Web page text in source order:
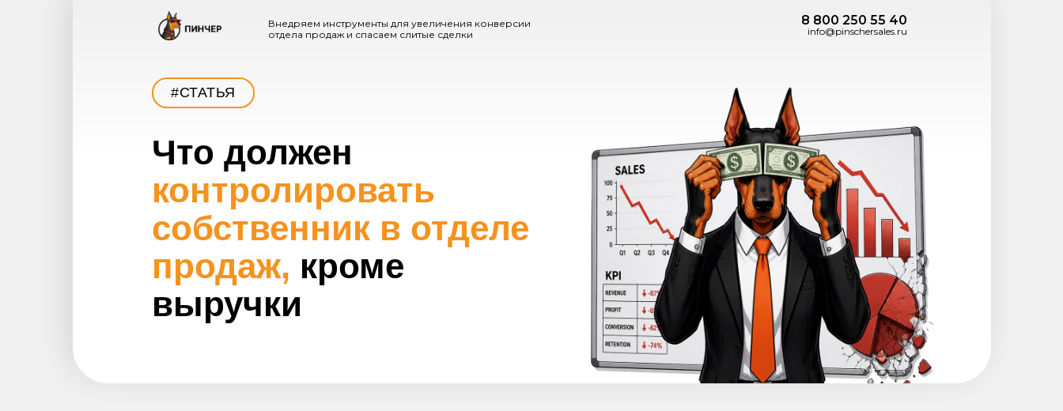
Что должен
контролировать
собственник в отделе
продаж, кроме
выручки
Внедряем инструменты для увеличения конверсии
отдела продаж и спасаем слитые сделки
8 800 250 55 40
info@pinschersales.ru
#СТАТЬЯ